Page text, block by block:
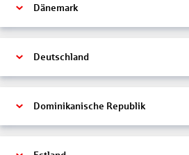
Dänemark
Deutschland
Dominikanische Republik